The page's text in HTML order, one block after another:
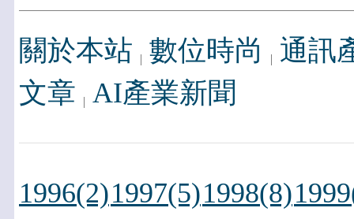
關於本站 數位時尚
通訊
文章 AI產業新聞
1996(2)1997(5)1998(8)